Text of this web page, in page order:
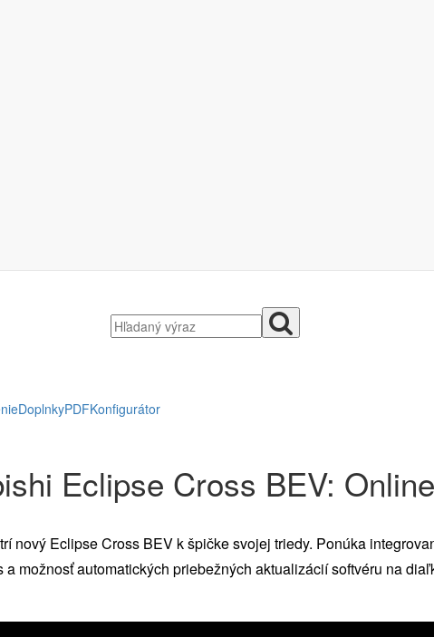
DoplnkyPDFKonfigurátor
Eclipse Cross BEV:
nový Eclipse Cross BEV k špičke svojej triedy. Ponúka
a možnosť automatických priebežných aktualizácií softvéru na